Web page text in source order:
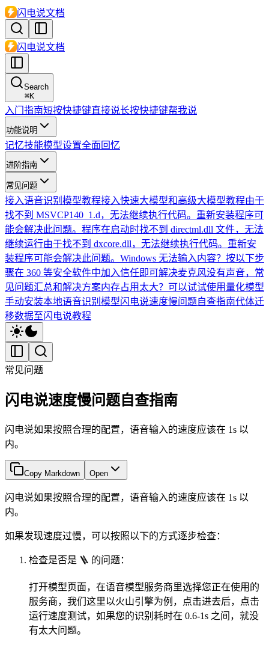
闪电说文档
闪电说文档
Search
⌘K
入门指南短按快捷键直接说长按快捷键帮我说
功能说明
记忆技能模型设置全面回忆
进阶指南
常见问题
接入语音识别模型教程接入快速大模型和高级大模型教程由于
找不到 MSVCP140_1.d，无法继续执行代码。重新安装程序可
能会解决此问题。 程序在启动时找不到 directml.dll 文件，无法
继续运行由于找不到 dxcore.dll，无法继续执行代码。重新安
装程序可能会解决此问题。 Windows 无法输入内容？按以下步
骤在 360 等安全软件中加入信任即可解决麦克风没有声音，常
见问题汇总和解决方案内存占用太大？可以试试使用量化模型
手动安装本地语音识别模型闪电说速度慢问题自查指南代体迁
移数据至闪电说教程
常见问题
闪电说速度慢问题自查指南
闪电说如果按照合理的配置，语音输入的速度应该在 1s 以
内。
Copy Markdown Open
闪电说如果按照合理的配置，语音输入的速度应该在 1s 以
内。
如果发现速度过慢，可以按照以下的方式逐步检查：
检查是否是 🪜 的问题：
打开模型页面，在语音模型服务商里选择您正在使用的
服务商，我们这里以火山引擎为例，点击进去后，点击
运行速度测试，如果您的识别耗时在 0.6-1s 之间，就没
有太大问题。